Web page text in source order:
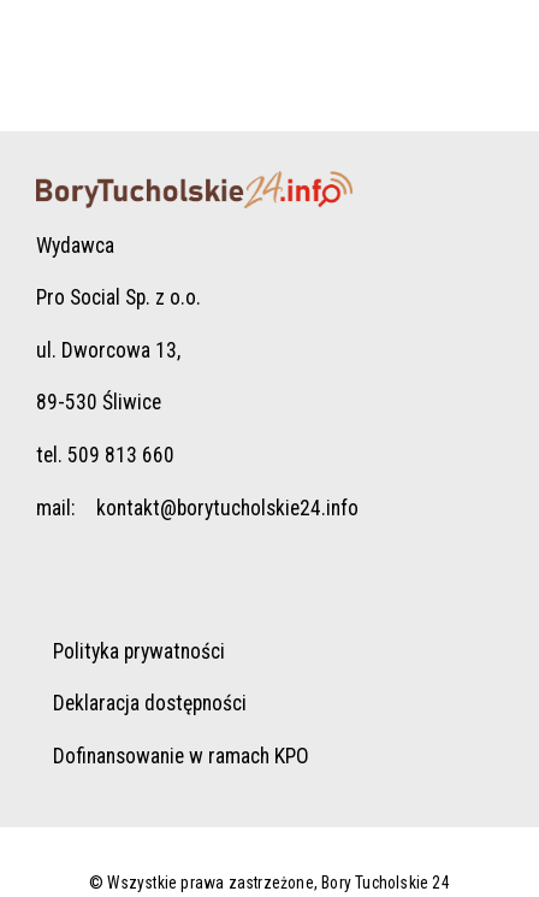
Wydawca
Pro Social Sp. z o.o.
ul. Dworcowa 13,
89-530 Śliwice
tel. 509 813 660
mail: kontakt@borytucholskie24.info
Polityka prywatności
Deklaracja dostępności
Dofinansowanie w ramach KPO
© Wszystkie prawa zastrzeżone, Bory Tucholskie 24